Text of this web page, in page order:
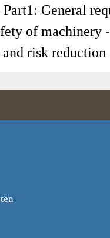
General
of machinery
and risk reduction